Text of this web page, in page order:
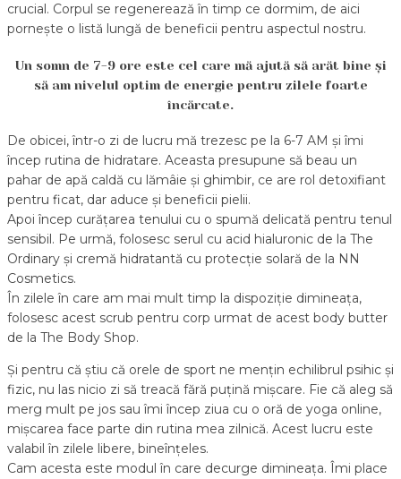
crucial. Corpul se regenerează în timp ce dormim, de aici
pornește o listă lungă de beneficii pentru aspectul nostru.
Un somn de 7-9 ore este cel care mă ajută să arăt bine și
să am nivelul optim de energie pentru zilele foarte
încărcate.
De obicei, într-o zi de lucru mă trezesc pe la 6-7 AM și îmi
încep rutina de hidratare. Aceasta presupune să beau un
pahar de apă caldă cu lămâie și ghimbir, ce are rol detoxifiant
pentru ficat, dar aduce și beneficii pielii.
Apoi încep curățarea tenului cu o spumă delicată pentru tenul
sensibil. Pe urmă, folosesc serul cu acid hialuronic de la The
Ordinary și cremă hidratantă cu protecție solară de la NN
Cosmetics.
În zilele în care am mai mult timp la dispoziție dimineața,
folosesc acest scrub pentru corp urmat de acest body butter
de la The Body Shop.
Și pentru că știu că orele de sport ne mențin echilibrul psihic și
fizic, nu las nicio zi să treacă fără puțină mișcare. Fie că aleg să
merg mult pe jos sau îmi încep ziua cu o oră de yoga online,
mișcarea face parte din rutina mea zilnică. Acest lucru este
valabil în zilele libere, bineînțeles.
Cam acesta este modul în care decurge dimineața. Îmi place